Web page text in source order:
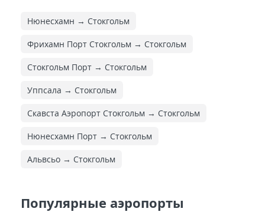
Нюнесхамн → Стокгольм
Фрихамн Порт Стокгольм → Стокгольм
Стокгольм Порт → Стокгольм
Уппсала → Стокгольм
Скавста Аэропорт Стокгольм → Стокгольм
Нюнесхамн Порт → Стокгольм
Альвсьо → Стокгольм
Популярные аэропорты